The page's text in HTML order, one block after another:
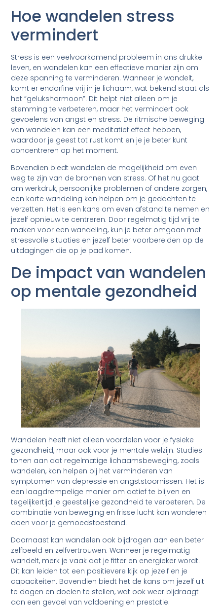
Hoe wandelen stress
vermindert
Stress is een veelvoorkomend probleem in ons drukke
leven, en wandelen kan een effectieve manier zijn om
deze spanning te verminderen. Wanneer je wandelt,
komt er endorfine vrij in je lichaam, wat bekend staat als
het “gelukshormoon”. Dit helpt niet alleen om je
stemming te verbeteren, maar het vermindert ook
gevoelens van angst en stress. De ritmische beweging
van wandelen kan een meditatief effect hebben,
waardoor je geest tot rust komt en je je beter kunt
concentreren op het moment.
Bovendien biedt wandelen de mogelijkheid om even
weg te zijn van de bronnen van stress. Of het nu gaat
om werkdruk, persoonlijke problemen of andere zorgen,
een korte wandeling kan helpen om je gedachten te
verzetten. Het is een kans om even afstand te nemen en
jezelf opnieuw te centreren. Door regelmatig tijd vrij te
maken voor een wandeling, kun je beter omgaan met
stressvolle situaties en jezelf beter voorbereiden op de
uitdagingen die op je pad komen.
De impact van wandelen
op mentale gezondheid
Wandelen heeft niet alleen voordelen voor je fysieke
gezondheid, maar ook voor je mentale welzijn. Studies
tonen aan dat regelmatige lichaamsbeweging, zoals
wandelen, kan helpen bij het verminderen van
symptomen van depressie en angststoornissen. Het is
een laagdrempelige manier om actief te blijven en
tegelijkertijd je geestelijke gezondheid te verbeteren. De
combinatie van beweging en frisse lucht kan wonderen
doen voor je gemoedstoestand.
Daarnaast kan wandelen ook bijdragen aan een beter
zelfbeeld en zelfvertrouwen. Wanneer je regelmatig
wandelt, merk je vaak dat je fitter en energieker wordt.
Dit kan leiden tot een positievere kijk op jezelf en je
capaciteiten. Bovendien biedt het de kans om jezelf uit
te dagen en doelen te stellen, wat ook weer bijdraagt
aan een gevoel van voldoening en prestatie.